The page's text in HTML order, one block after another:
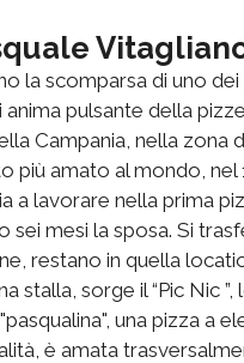
la scomparsa di uno
anima pulsante della
Campania, nella zona
più amato al mondo,
a lavorare nella prima
mesi la sposa. Si
restano in quella
stalla, sorge il “Pic Nic
una pizza a
è amata